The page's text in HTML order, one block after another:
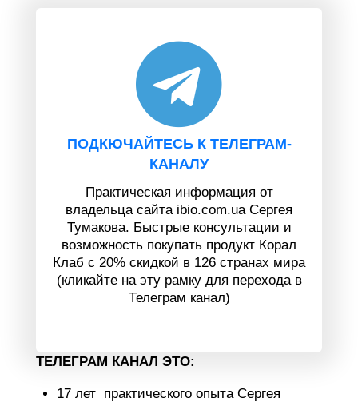
ПОДКЮЧАЙТЕСЬ К ТЕЛЕГРАМ-
КАНАЛУ
Практическая информация от
владельца сайта ibio.com.ua Сергея
Тумакова. Быстрые консультации и
возможность покупать продукт Корал
Клаб с 20% скидкой в 126 странах мира
(кликайте на эту рамку для перехода в
Телеграм канал)
ТЕЛЕГРАМ КАНАЛ ЭТО:
17 лет практического опыта Сергея